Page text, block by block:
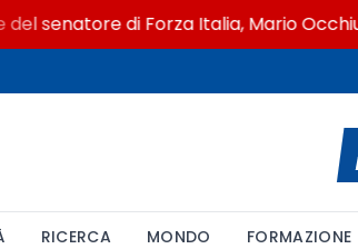
di Forza Italia, Mario Occhiuto
RICERCA MONDO FORMAZIONE